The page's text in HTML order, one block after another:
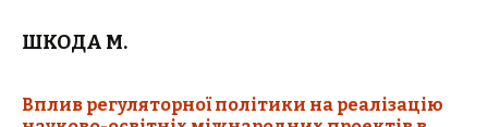
ШКОДА М.
Вплив регуляторної політики на реалізацію